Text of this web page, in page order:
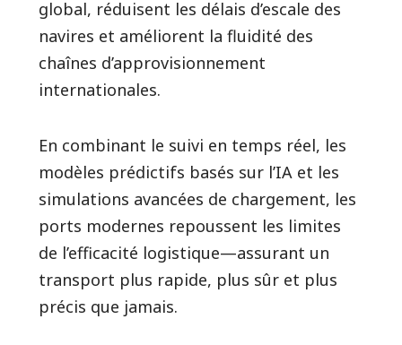
global, réduisent les délais d’escale des
navires et améliorent la fluidité des
chaînes d’approvisionnement
internationales.
En combinant le suivi en temps réel, les
modèles prédictifs basés sur l’IA et les
simulations avancées de chargement, les
ports modernes repoussent les limites
de l’efficacité logistique—assurant un
transport plus rapide, plus sûr et plus
précis que jamais.